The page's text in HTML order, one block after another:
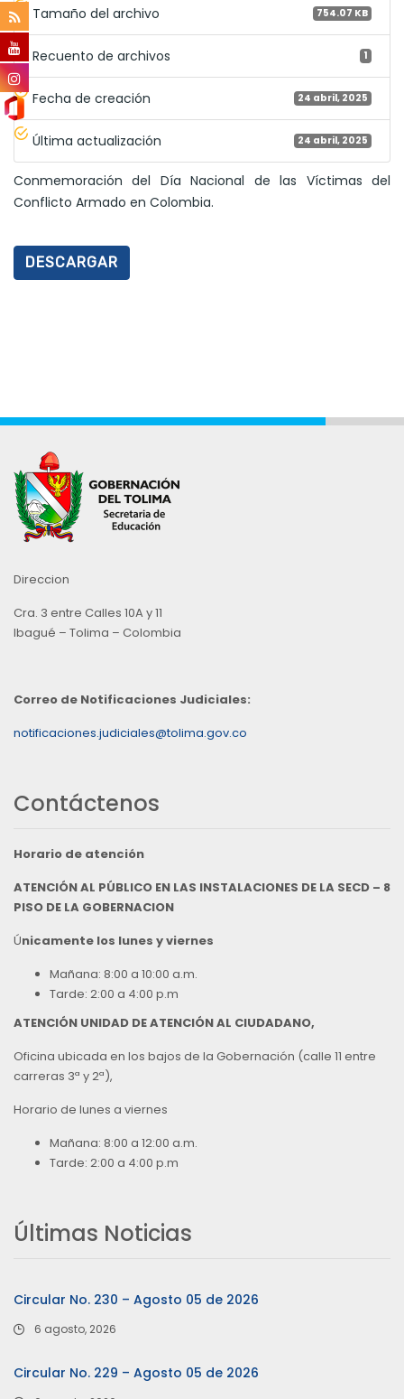
Tamaño del archivo 754.07 KB
Recuento de archivos 1
Fecha de creación 24 abril, 2025
Última actualización 24 abril, 2025
Conmemoración del Día Nacional de las Víctimas del
Conflicto Armado en Colombia.
DESCARGAR
Direccion
Cra. 3 entre Calles 10A y 11
Ibagué – Tolima – Colombia
Correo de Notificaciones Judiciales:
notificaciones.judiciales@tolima.gov.co
Contáctenos
Horario de atención
ATENCIÓN AL PÚBLICO EN LAS INSTALACIONES DE LA SECD – 8
PISO DE LA GOBERNACION
Únicamente los lunes y viernes
Mañana: 8:00 a 10:00 a.m.
Tarde: 2:00 a 4:00 p.m
ATENCIÓN UNIDAD DE ATENCIÓN AL CIUDADANO,
Oficina ubicada en los bajos de la Gobernación (calle 11 entre
carreras 3ª y 2ª),
Horario de lunes a viernes
Mañana: 8:00 a 12:00 a.m.
Tarde: 2:00 a 4:00 p.m
Últimas Noticias
Circular No. 230 – Agosto 05 de 2026
6 agosto, 2026
Circular No. 229 – Agosto 05 de 2026